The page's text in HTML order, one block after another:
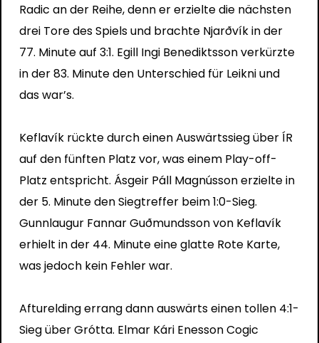
Radic an der Reihe, denn er erzielte die nächsten
drei Tore des Spiels und brachte Njarðvík in der
77. Minute auf 3:1. Egill Ingi Benediktsson verkürzte
in der 83. Minute den Unterschied für Leikni und
das war’s.
Keflavík rückte durch einen Auswärtssieg über ÍR
auf den fünften Platz vor, was einem Play-off-
Platz entspricht. Ásgeir Páll Magnússon erzielte in
der 5. Minute den Siegtreffer beim 1:0-Sieg.
Gunnlaugur Fannar Guðmundsson von Keflavík
erhielt in der 44. Minute eine glatte Rote Karte,
was jedoch kein Fehler war.
Afturelding errang dann auswärts einen tollen 4:1-
Sieg über Grótta. Elmar Kári Enesson Cogic